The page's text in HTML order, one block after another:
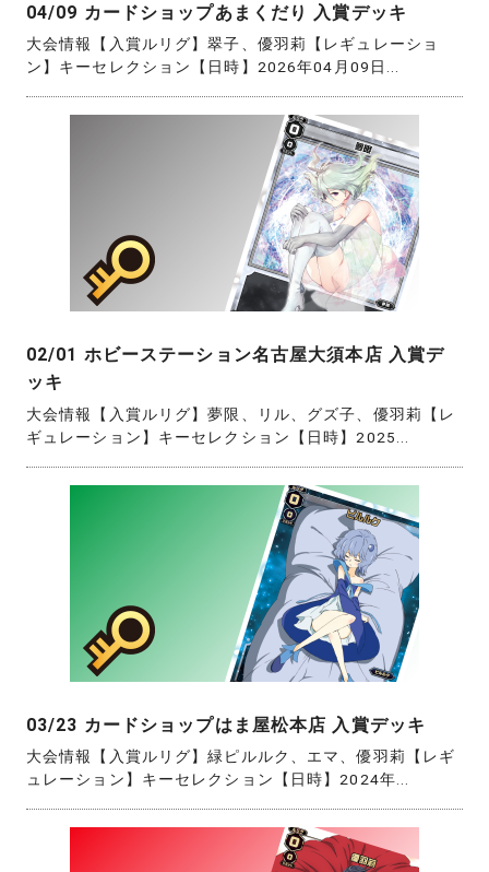
04/09 カードショップあまくだり 入賞デッキ
大会情報【入賞ルリグ】翠子、優羽莉【レギュレーショ
ン】キーセレクション【日時】2026年04月09日...
02/01 ホビーステーション名古屋大須本店 入賞デ
ッキ
大会情報【入賞ルリグ】夢限、リル、グズ子、優羽莉【レ
ギュレーション】キーセレクション【日時】2025...
03/23 カードショップはま屋松本店 入賞デッキ
大会情報【入賞ルリグ】緑ピルルク、エマ、優羽莉【レギ
ュレーション】キーセレクション【日時】2024年...